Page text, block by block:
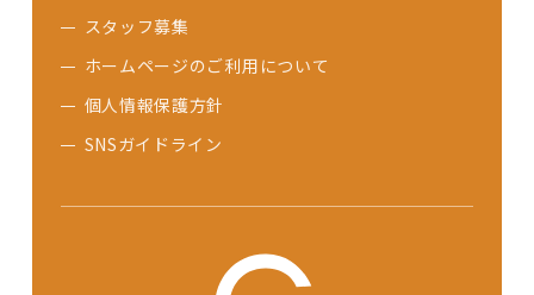
スタッフ募集
ホームページのご利用について
個人情報保護方針
SNSガイドライン